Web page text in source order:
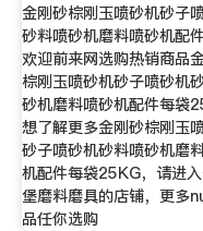
金刚砂棕刚玉喷砂机砂子
砂料喷砂机磨料喷砂机配
欢迎前来网选购热销商品
棕刚玉喷砂机砂子喷砂机
砂机磨料喷砂机配件每袋
想了解更多金刚砂棕刚玉
砂子喷砂机砂料喷砂机磨
机配件每袋25KG，请进
堡磨料磨具的店铺，更多
品任你选购